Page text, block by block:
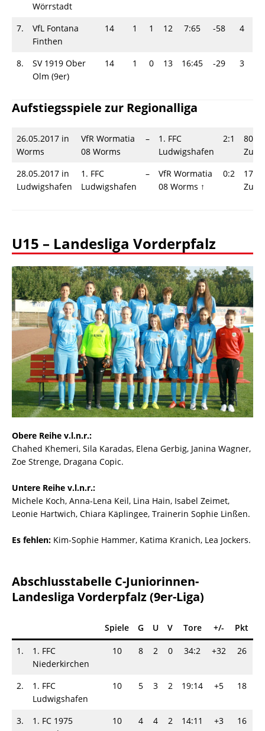
Wörrstadt
7.
VfL Fontana
Finthen
14 1 1 12 7:65 -58 4
8.
SV 1919 Ober
Olm (9er)
14 1 0 13 16:45 -29 3
Aufstiegsspiele zur Regionalliga
26.05.2017 in
Worms
VfR Wormatia
08 Worms
–
1. FFC
Ludwigshafen
2:1
80
28.05.2017 in
Ludwigshafen
1. FFC
Ludwigshafen
–
VfR Wormatia
08 Worms ↑
0:2
175
U15 – Landesliga Vorderpfalz
Obere Reihe v.l.n.r.:
Chahed Khemeri, Sila Karadas, Elena Gerbig, Janina Wagner,
Zoe Strenge, Dragana Copic.
Untere Reihe v.l.n.r.:
Michele Koch, Anna-Lena Keil, Lina Hain, Isabel Zeimet,
Leonie Hartwich, Chiara Käplingee, Trainerin Sophie Linßen.
Es fehlen: Kim-Sophie Hammer, Katima Kranich, Lea Jockers.
Abschlusstabelle C-Juniorinnen-
Landesliga Vorderpfalz (9er-Liga)
Spiele G U V Tore +/- Pkt
1.
1. FFC
Niederkirchen
10 8 2 0 34:2 +32 26
2.
1. FFC
Ludwigshafen
10 5 3 2 19:14 +5 18
3.
1. FC 1975
10 4 4 2 14:11 +3 16